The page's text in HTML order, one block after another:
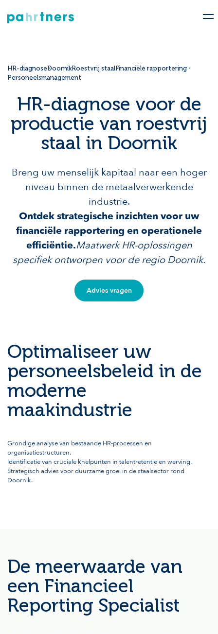
HR-diagnoseDoornikRoestvrij staalFinanciële rapportering
Personeelsmanagement
HR-diagnose voor de
productie van roestvrij
staal in Doornik
Breng uw menselijk kapitaal naar een hoger
niveau binnen de metaalverwerkende
industrie.
Ontdek strategische inzichten voor uw
financiële rapportering en operationele
efficiëntie.Maatwerk HR-oplossingen
specifiek ontworpen voor de regio Doornik.
Advies vragen
Optimaliseer uw
personeelsbeleid in de
moderne
maakindustrie
Grondige analyse van bestaande HR-processen en
organisatiestructuren.
Identificatie van cruciale knelpunten in talentretentie en werving.
Strategisch advies voor duurzame groei in de staalsector rond
Doornik.
De meerwaarde van
een Financieel
Reporting Specialist